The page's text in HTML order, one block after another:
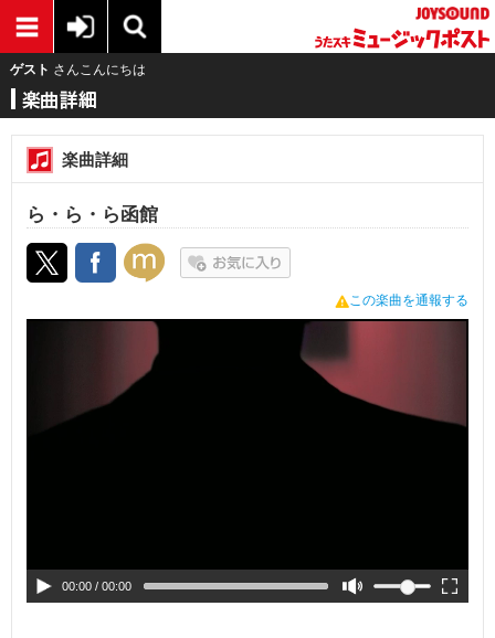
ゲスト さんこんにちは
楽曲詳細
ら・ら・ら函館
この楽曲を通報する
00:00 / 00:00